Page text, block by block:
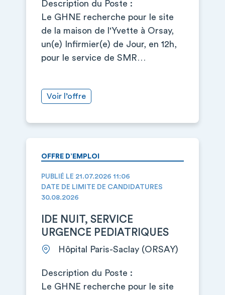
Description du Poste :
Le GHNE recherche pour le site
de la maison de l'Yvette à Orsay,
un(e) Infirmier(e) de Jour, en 12h,
pour le service de SMR…
Voir l’offre
OFFRE D’EMPLOI
PUBLIÉ LE 21.07.2026 11:06
DATE DE LIMITE DE CANDIDATURES
30.08.2026
IDE NUIT, SERVICE
URGENCE PEDIATRIQUES
Hôpital Paris-Saclay (ORSAY)
Description du Poste :
Le GHNE recherche pour le site